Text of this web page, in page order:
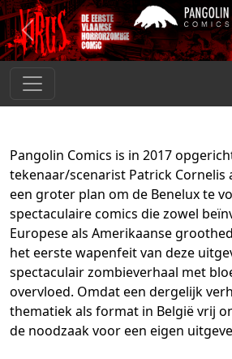
Previous
PANGOLIN COMICS
ABOUT
AUTHORS
NEWS
RESELLERS
Pangolin Comics is in 2017
tekenaar/scenarist Patrick Cornelis
een groter plan om de Benelux te
spectaculaire comics die zowel
Europese als Amerikaanse
het eerste wapenfeit van deze
spectaculair zombieverhaal met
overvloed. Omdat een dergelijk
thematiek als format in België vrij
de noodzaak voor een eigen